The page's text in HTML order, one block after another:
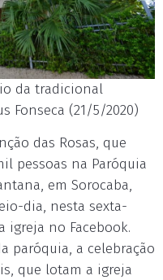
da tradicional
Fonseca (21/5/2020)
das Rosas, que
pessoas na Paróquia
em Sorocaba,
dia, nesta sexta-
igreja no Facebook.
paróquia, a celebração
que lotam a igreja